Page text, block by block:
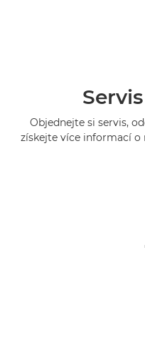
Objednejte si servis,
získejte více informací o